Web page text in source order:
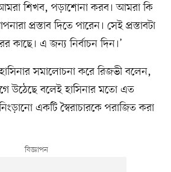
শিখব, পড়াশোনা করব। আমরা কি
প্রস্তাব দিতে পারেন। সেই প্রস্তাবটা
কাছে। এ জন্য নির্বাচন দিন।’
হাসিনার সমালোচনা করে রিজভী বলেন,
উঠেছে বলেই হাসিনার মতো এত
একটি স্বৈরাচারকে পরাজিত করা